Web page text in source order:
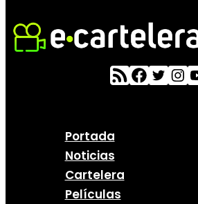
Portada
Noticias
Cartelera
Películas